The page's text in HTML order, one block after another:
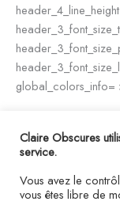
global_colors_info=
Apprends à
[/et_pb_text][/
_builder_version=
background_color=
Claire Obscures
service.
Vous avez le
vous êtes libre de